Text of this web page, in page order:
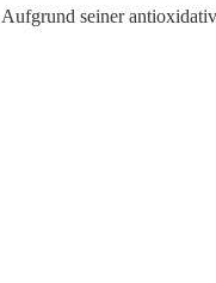
Aufgrund seiner